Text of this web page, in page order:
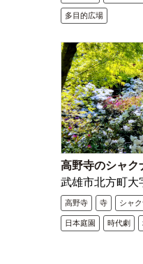
多目的広場
高野寺のシャク
武雄市北方町大
高野寺 寺 シャ
日本庭園 時代劇